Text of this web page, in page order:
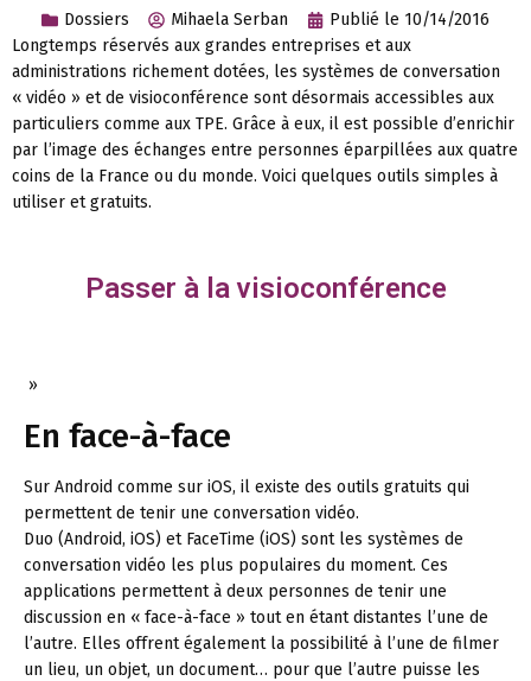
Dossiers Mihaela Serban Publié le 10/14/2016
Longtemps réservés aux grandes entreprises et aux
administrations richement dotées, les systèmes de conversation
« vidéo » et de visioconférence sont désormais accessibles aux
particuliers comme aux TPE. Grâce à eux, il est possible d’enrichir
par l’image des échanges entre personnes éparpillées aux quatre
coins de la France ou du monde. Voici quelques outils simples à
utiliser et gratuits.
Passer à la visioconférence
»
En face-à-face
Sur Android comme sur iOS, il existe des outils gratuits qui
permettent de tenir une conversation vidéo.
Duo (Android, iOS) et FaceTime (iOS) sont les systèmes de
conversation vidéo les plus populaires du moment. Ces
applications permettent à deux personnes de tenir une
discussion en « face-à-face » tout en étant distantes l’une de
l’autre. Elles offrent également la possibilité à l’une de filmer
un lieu, un objet, un document… pour que l’autre puisse les